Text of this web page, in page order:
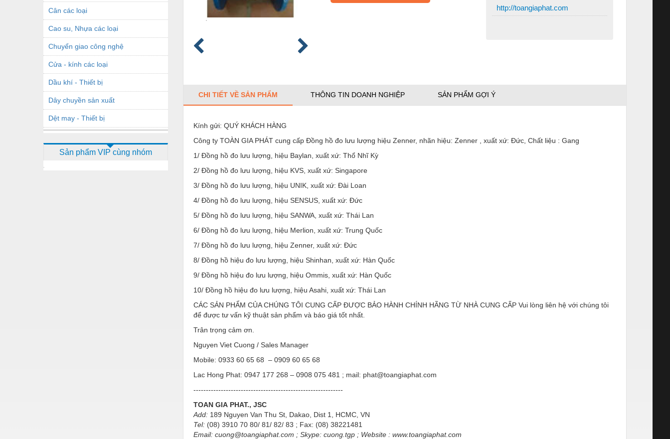
Cân các loại
Cao su, Nhựa các loại
Chuyển giao công nghệ
Cửa - kính các loại
Dầu khí - Thiết bị
Dây chuyền sản xuất
Dệt may - Thiết bị
Dịch vụ - Thi công
Sản phẩm VIP cùng nhóm
http://toangiaphat.com
CHI TIẾT VỀ SẢN PHẨM THÔNG TIN DOANH NGHIỆP SẢN PHẨM GỢI Ý
Kính gửi: QUÝ KHÁCH HÀNG
Công ty TOÀN GIA PHÁT cung cấp Đồng hồ đo lưu lượng hiệu Zenner, nhãn hiệu: Zenner , xuất xứ: Đức, Chất liệu : Gang
1/ Đồng hồ đo lưu lượng, hiệu Baylan, xuất xứ: Thổ Nhĩ Kỳ
2/ Đồng hồ đo lưu lượng, hiệu KVS, xuất xứ: Singapore
3/ Đồng hồ đo lưu lượng, hiệu UNIK, xuất xứ: Đài Loan
4/ Đồng hồ đo lưu lượng, hiệu SENSUS, xuất xứ: Đức
5/ Đồng hồ đo lưu lượng, hiệu SANWA, xuất xứ: Thái Lan
6/ Đồng hồ đo lưu lượng, hiệu Merlion, xuất xứ: Trung Quốc
7/ Đồng hồ đo lưu lượng, hiệu Zenner, xuất xứ: Đức
8/ Đồng hồ hiệu đo lưu lượng, hiệu Shinhan, xuất xứ: Hàn Quốc
9/ Đồng hồ hiệu đo lưu lượng, hiệu Ommis, xuất xứ: Hàn Quốc
10/ Đồng hồ hiệu đo lưu lượng, hiệu Asahi, xuất xứ: Thái Lan
CÁC SẢN PHẨM CỦA CHÚNG TÔI CUNG CẤP ĐƯỢC BẢO HÀNH CHÍNH HÃNG TỪ NHÀ CUNG CẤP Vui lòng liên hệ với chúng tôi
để được tư vấn kỹ thuật sản phẩm và báo giá tốt nhất.
Trân trọng cảm ơn.
Nguyen Viet Cuong / Sales Manager
Mobile: 0933 60 65 68 – 0909 60 65 68
Lac Hong Phat: 0947 177 268 – 0908 075 481 ; mail: phat@toangiaphat.com
------------------------------------------------------------
TOAN GIA PHAT., JSC
Add: 189 Nguyen Van Thu St, Dakao, Dist 1, HCMC, VN
Tel: (08) 3910 70 80/ 81/ 82/ 83 ; Fax: (08) 38221481
Email: cuong@toangiaphat.com ; Skype: cuong.tgp ; Website : www.toangiaphat.com